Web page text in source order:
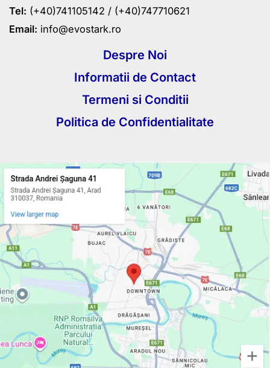
Tel: (+40)741105142 / (+40)747710621
Email: info@evostark.ro
Despre Noi
Informatii de Contact
Termeni si Conditii
Politica de Confidentialitate